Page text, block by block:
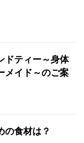
ドティー～身体
メイド～のご案
の食材は？